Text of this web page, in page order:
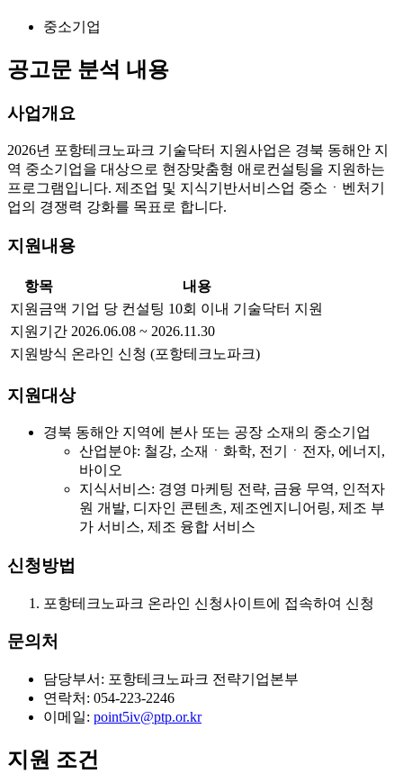
중소기업
공고문 분석 내용
사업개요
2026년 포항테크노파크 기술닥터 지원사업은 경북 동해안 지
역 중소기업을 대상으로 현장맞춤형 애로컨설팅을 지원하는
프로그램입니다. 제조업 및 지식기반서비스업 중소ㆍ벤처기
업의 경쟁력 강화를 목표로 합니다.
지원내용
항목
내용
지원금액 기업 당 컨설팅 10회 이내 기술닥터 지원
지원기간 2026.06.08 ~ 2026.11.30
지원방식 온라인 신청 (포항테크노파크)
지원대상
경북 동해안 지역에 본사 또는 공장 소재의 중소기업
산업분야: 철강, 소재ㆍ화학, 전기ㆍ전자, 에너지,
바이오
지식서비스: 경영 마케팅 전략, 금융 무역, 인적자
원 개발, 디자인 콘텐츠, 제조엔지니어링, 제조 부
가 서비스, 제조 융합 서비스
신청방법
포항테크노파크 온라인 신청사이트에 접속하여 신청
문의처
담당부서: 포항테크노파크 전략기업본부
연락처: 054-223-2246
이메일: point5iv@ptp.or.kr
지원 조건